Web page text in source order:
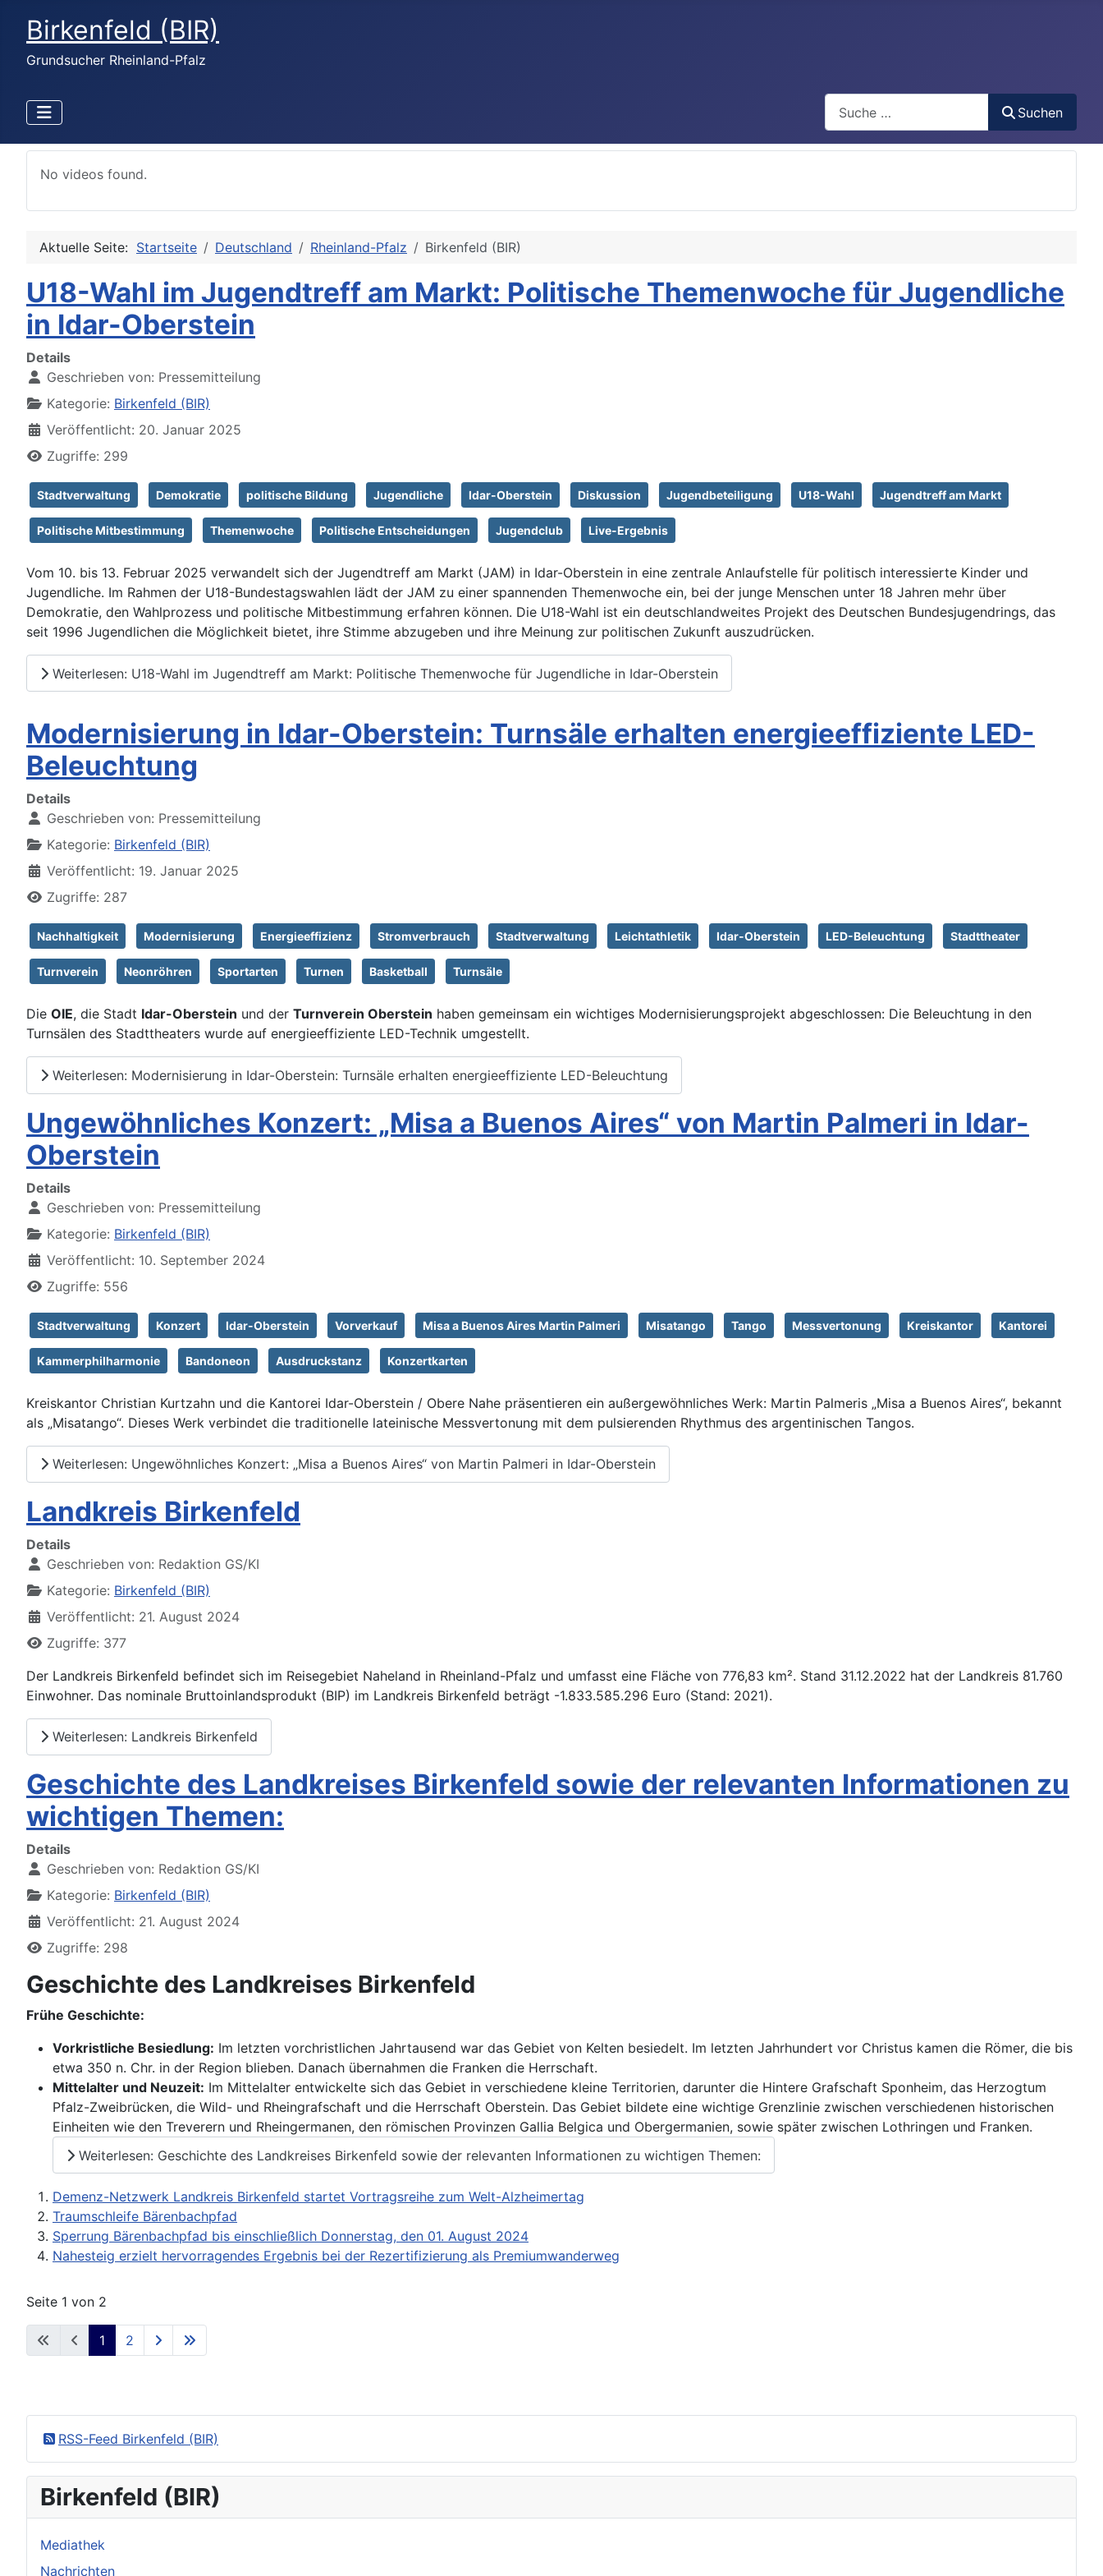
Birkenfeld (BIR)
Grundsucher Rheinland-Pfalz
Suchen
No videos found.
Aktuelle Seite: Startseite Deutschland Rheinland-Pfalz Birkenfeld (BIR)
U18-Wahl im Jugendtreff am Markt: Politische Themenwoche für Jugendliche
in Idar-Oberstein
Details
Geschrieben von: Pressemitteilung
Kategorie: Birkenfeld (BIR)
Veröffentlicht: 20. Januar 2025
Zugriffe: 299
Stadtverwaltung Demokratie politische Bildung Jugendliche Idar-Oberstein Diskussion Jugendbeteiligung U18-Wahl Jugendtreff am Markt
Politische Mitbestimmung Themenwoche Politische Entscheidungen Jugendclub Live-Ergebnis
Vom 10. bis 13. Februar 2025 verwandelt sich der Jugendtreff am Markt (JAM) in Idar-Oberstein in eine zentrale Anlaufstelle für politisch interessierte Kinder und
Jugendliche. Im Rahmen der U18-Bundestagswahlen lädt der JAM zu einer spannenden Themenwoche ein, bei der junge Menschen unter 18 Jahren mehr über
Demokratie, den Wahlprozess und politische Mitbestimmung erfahren können. Die U18-Wahl ist ein deutschlandweites Projekt des Deutschen Bundesjugendrings, das
seit 1996 Jugendlichen die Möglichkeit bietet, ihre Stimme abzugeben und ihre Meinung zur politischen Zukunft auszudrücken.
Weiterlesen: U18-Wahl im Jugendtreff am Markt: Politische Themenwoche für Jugendliche in Idar-Oberstein
Modernisierung in Idar-Oberstein: Turnsäle erhalten energieeffiziente LED-
Beleuchtung
Details
Geschrieben von: Pressemitteilung
Kategorie: Birkenfeld (BIR)
Veröffentlicht: 19. Januar 2025
Zugriffe: 287
Nachhaltigkeit Modernisierung Energieeffizienz Stromverbrauch Stadtverwaltung Leichtathletik Idar-Oberstein LED-Beleuchtung Stadttheater
Turnverein Neonröhren Sportarten Turnen Basketball Turnsäle
Die OIE, die Stadt Idar-Oberstein und der Turnverein Oberstein haben gemeinsam ein wichtiges Modernisierungsprojekt abgeschlossen: Die Beleuchtung in den
Turnsälen des Stadttheaters wurde auf energieeffiziente LED-Technik umgestellt.
Weiterlesen: Modernisierung in Idar-Oberstein: Turnsäle erhalten energieeffiziente LED-Beleuchtung
Ungewöhnliches Konzert: „Misa a Buenos Aires“ von Martin Palmeri in Idar-
Oberstein
Details
Geschrieben von: Pressemitteilung
Kategorie: Birkenfeld (BIR)
Veröffentlicht: 10. September 2024
Zugriffe: 556
Stadtverwaltung Konzert Idar-Oberstein Vorverkauf Misa a Buenos Aires Martin Palmeri Misatango Tango Messvertonung Kreiskantor Kantorei
Kammerphilharmonie Bandoneon Ausdruckstanz Konzertkarten
Kreiskantor Christian Kurtzahn und die Kantorei Idar-Oberstein / Obere Nahe präsentieren ein außergewöhnliches Werk: Martin Palmeris „Misa a Buenos Aires“, bekannt
als „Misatango“. Dieses Werk verbindet die traditionelle lateinische Messvertonung mit dem pulsierenden Rhythmus des argentinischen Tangos.
Weiterlesen: Ungewöhnliches Konzert: „Misa a Buenos Aires“ von Martin Palmeri in Idar-Oberstein
Landkreis Birkenfeld
Details
Geschrieben von: Redaktion GS/KI
Kategorie: Birkenfeld (BIR)
Veröffentlicht: 21. August 2024
Zugriffe: 377
Der Landkreis Birkenfeld befindet sich im Reisegebiet Naheland in Rheinland-Pfalz und umfasst eine Fläche von 776,83 km². Stand 31.12.2022 hat der Landkreis 81.760
Einwohner. Das nominale Bruttoinlandsprodukt (BIP) im Landkreis Birkenfeld beträgt -1.833.585.296 Euro (Stand: 2021).
Weiterlesen: Landkreis Birkenfeld
Geschichte des Landkreises Birkenfeld sowie der relevanten Informationen zu
wichtigen Themen:
Details
Geschrieben von: Redaktion GS/KI
Kategorie: Birkenfeld (BIR)
Veröffentlicht: 21. August 2024
Zugriffe: 298
Geschichte des Landkreises Birkenfeld
Frühe Geschichte:
Vorkristliche Besiedlung: Im letzten vorchristlichen Jahrtausend war das Gebiet von Kelten besiedelt. Im letzten Jahrhundert vor Christus kamen die Römer, die bis
etwa 350 n. Chr. in der Region blieben. Danach übernahmen die Franken die Herrschaft.
Mittelalter und Neuzeit: Im Mittelalter entwickelte sich das Gebiet in verschiedene kleine Territorien, darunter die Hintere Grafschaft Sponheim, das Herzogtum
Pfalz-Zweibrücken, die Wild- und Rheingrafschaft und die Herrschaft Oberstein. Das Gebiet bildete eine wichtige Grenzlinie zwischen verschiedenen historischen
Einheiten wie den Treverern und Rheingermanen, den römischen Provinzen Gallia Belgica und Obergermanien, sowie später zwischen Lothringen und Franken.
Weiterlesen: Geschichte des Landkreises Birkenfeld sowie der relevanten Informationen zu wichtigen Themen:
Demenz-Netzwerk Landkreis Birkenfeld startet Vortragsreihe zum Welt-Alzheimertag
Traumschleife Bärenbachpfad
Sperrung Bärenbachpfad bis einschließlich Donnerstag, den 01. August 2024
Nahesteig erzielt hervorragendes Ergebnis bei der Rezertifizierung als Premiumwanderweg
Seite 1 von 2
1 2
RSS-Feed Birkenfeld (BIR)
Birkenfeld (BIR)
Mediathek
Nachrichten